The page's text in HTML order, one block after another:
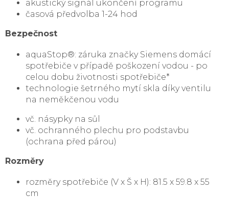
akustický signál ukončení programu
časová předvolba 1-24 hod
Bezpečnost
aquaStop®: záruka značky Siemens domácí
spotřebiče v případě poškození vodou - po
celou dobu životnosti spotřebiče*
technologie šetrného mytí skla díky ventilu
na neměkčenou vodu
vč. násypky na sůl
vč. ochranného plechu pro podstavbu
(ochrana před párou)
Rozměry
rozměry spotřebiče (V x Š x H): 81.5 x 59.8 x 55
cm